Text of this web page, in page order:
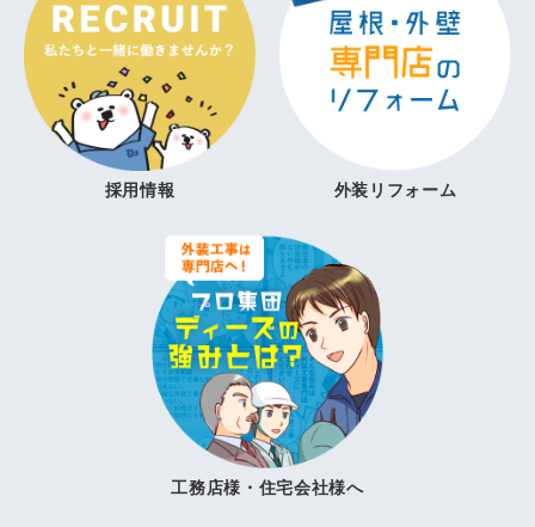
採用情報 外装リフォーム
工務店様・住宅会社様へ